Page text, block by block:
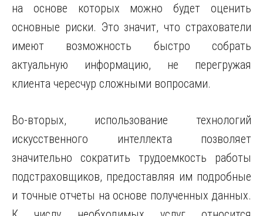
на основе которых можно будет оценить
основные риски. Это значит, что страхователи
имеют возможность быстро собрать
актуальную информацию, не перегружая
клиента чересчур сложными вопросами.
Во-вторых, использование технологий
искусственного интеллекта позволяет
значительно сократить трудоемкость работы
подстраховщиков, предоставляя им подробные
и точные отчеты на основе полученных данных.